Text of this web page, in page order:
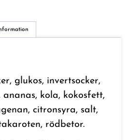
glukos, invertsocker,
kola, kokosfett,
citronsyra, salt,
rödbetor.